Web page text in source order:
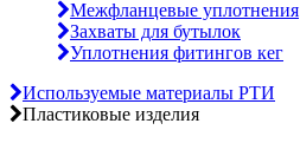
Межфланцевые уплотнения
Захваты для бутылок
Уплотнения фитингов кег
Используемые материалы РТИ
Пластиковые изделия